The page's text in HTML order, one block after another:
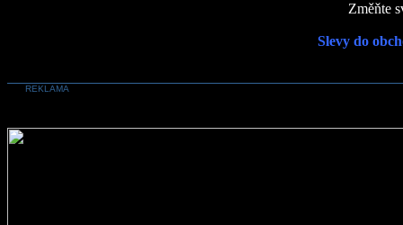
Změňte
Slevy do
REKLAMA